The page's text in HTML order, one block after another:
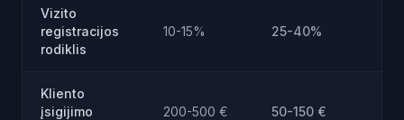
Vizito
registracijos
rodiklis
10-15% 25-40%
Kliento
įsigijimo
200-500 € 50-150 €